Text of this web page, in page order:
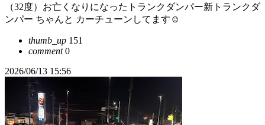
（32度）お亡くなりになったトランクダンパー新トランクダ
ンパー ちゃんと カーチューンしてます☺️
thumb_up 151
comment0
2026/06/13 15:56